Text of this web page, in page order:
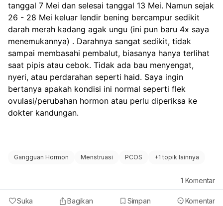
tanggal 7 Mei dan selesai tanggal 13 Mei. Namun sejak
26 - 28 Mei keluar lendir bening bercampur sedikit
darah merah kadang agak ungu (ini pun baru 4x saya
menemukannya) . Darahnya sangat sedikit, tidak
sampai membasahi pembalut, biasanya hanya terlihat
saat pipis atau cebok. Tidak ada bau menyengat,
nyeri, atau perdarahan seperti haid. Saya ingin
bertanya apakah kondisi ini normal seperti flek
ovulasi/perubahan hormon atau perlu diperiksa ke
dokter kandungan.
Gangguan Hormon Menstruasi PCOS +1 topik lainnya
Suka Bagikan Simpan Komentar
1 Komentar